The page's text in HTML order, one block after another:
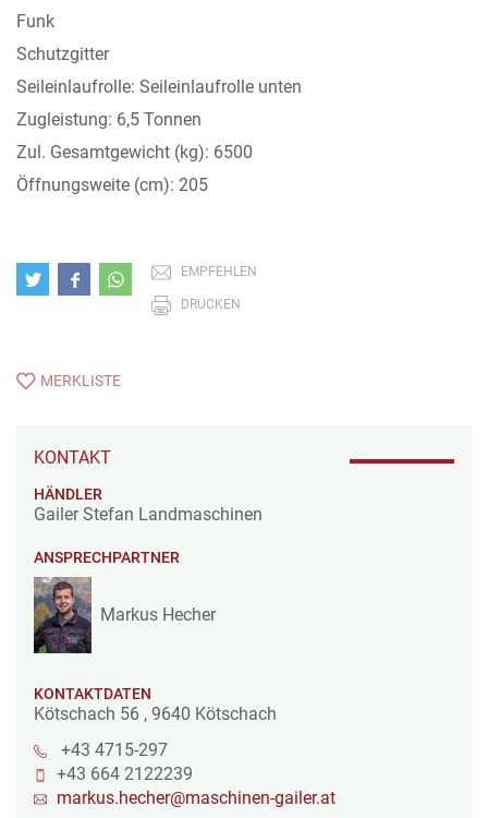
Funk
Schutzgitter
Seileinlaufrolle: Seileinlaufrolle unten
Zugleistung: 6,5 Tonnen
Zul. Gesamtgewicht (kg): 6500
Öffnungsweite (cm): 205
EMPFEHLEN
DRUCKEN
MERKLISTE
KONTAKT
HÄNDLER
Gailer Stefan Landmaschinen
ANSPRECHPARTNER
Markus Hecher
KONTAKTDATEN
Kötschach 56 , 9640 Kötschach
+43 4715-297
+43 664 2122239
markus.hecher@maschinen-gailer.at